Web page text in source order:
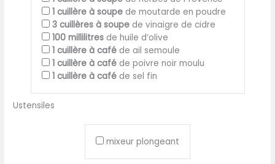
1 cuillère à soupede moutarde en poudre
3 cuillères à soupede vinaigre de cidre
100 millilitresde huile d’olive
1 cuillère à caféde ail semoule
1 cuillère à caféde poivre noir moulu
1 cuillère à caféde sel fin
Ustensiles
mixeur plongeant